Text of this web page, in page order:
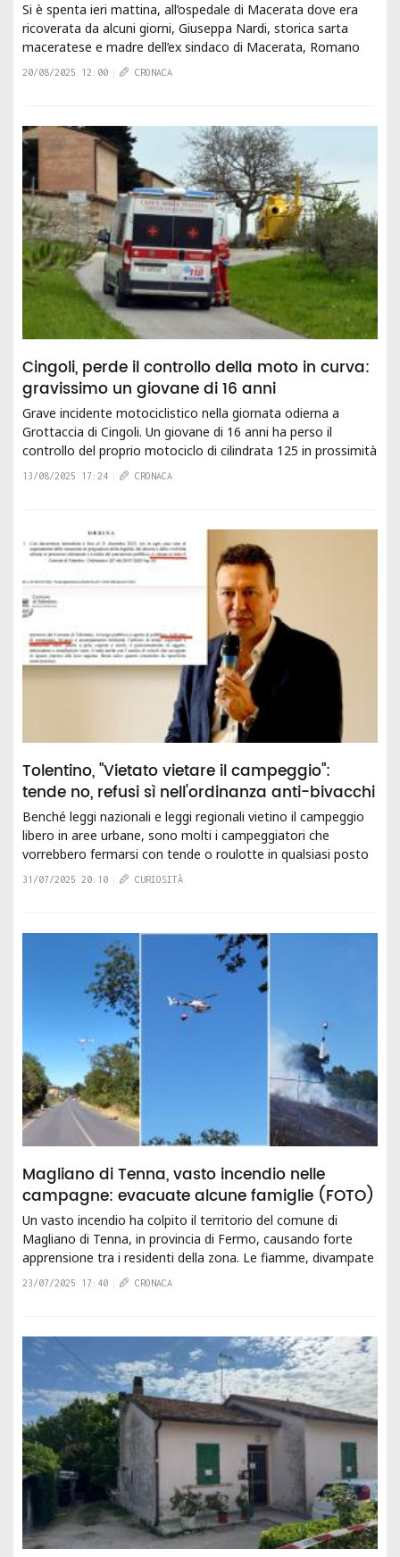
Si è spenta ieri mattina, all’ospedale di Macerata dove era
ricoverata da alcuni giorni, Giuseppa Nardi, storica sarta
maceratese e madre dell’ex sindaco di Macerata, Romano
Carancini. Conosciuta da tutti...
20/08/2025 12:00 CRONACA
Cingoli, perde il controllo della moto in curva:
gravissimo un giovane di 16 anni
Grave incidente motociclistico nella giornata odierna a
Grottaccia di Cingoli. Un giovane di 16 anni ha perso il
controllo del proprio motociclo di cilindrata 125 in prossimità
di una curva, uscendo...
13/08/2025 17:24 CRONACA
Tolentino, "Vietato vietare il campeggio":
tende no, refusi sì nell'ordinanza anti-bivacchi
Benché leggi nazionali e leggi regionali vietino il campeggio
libero in aree urbane, sono molti i campeggiatori che
vorrebbero fermarsi con tende o roulotte in qualsiasi posto
utile e campeggiarvi senza essere...
31/07/2025 20:10 CURIOSITÀ
Magliano di Tenna, vasto incendio nelle
campagne: evacuate alcune famiglie (FOTO)
Un vasto incendio ha colpito il territorio del comune di
Magliano di Tenna, in provincia di Fermo, causando forte
apprensione tra i residenti della zona. Le fiamme, divampate
poco dopo mezzogiorno...
23/07/2025 17:40 CRONACA